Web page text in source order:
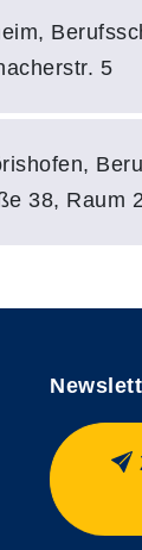
5
38, Raum